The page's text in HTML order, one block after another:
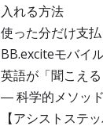
入れる方法
使った分だけ支
BB.exciteモバイ
英語が「聞こえ
― 科学的メソッ
【アシストステ